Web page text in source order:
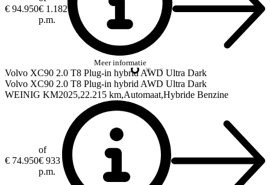
€ 94.950€ 1.182
p.m.
Meer informatie
Volvo XC90 2.0 T8 Plug-in hybrid AWD Ultra Dark
WEINIG KM2025 22.215 km Automaat Hybride Benzine
€ 74.950
of
€ 933
p.m.
Volvo XC90 2.0 T8 Plug-in hybrid AWD Ultra Dark